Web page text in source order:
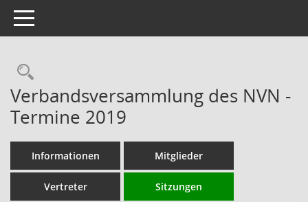
Toggle navigation
Rechercheauswahl
Verbandsversammlung des NVN -
Termine 2019
Informationen Mitglieder
Vertreter Sitzungen